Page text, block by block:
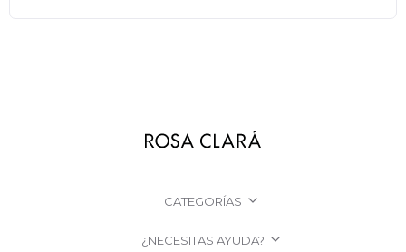
CATEGORÍAS
¿NECESITAS AYUDA?